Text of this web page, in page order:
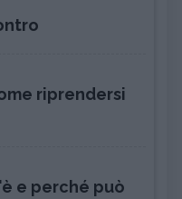
riprendersi
e perché può